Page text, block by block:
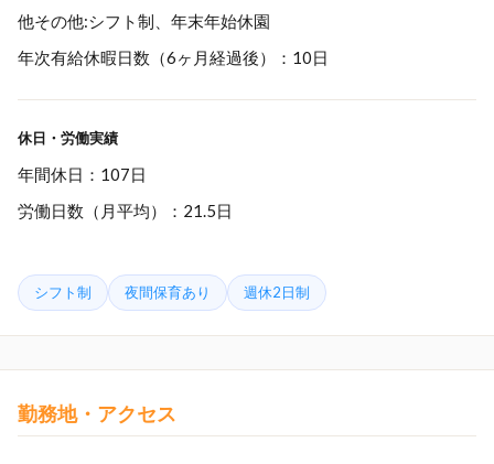
他その他:シフト制、年末年始休園
年次有給休暇日数（6ヶ月経過後）：10日
休日・労働実績
年間休日：107日
労働日数（月平均）：21.5日
シフト制 夜間保育あり 週休2日制
勤務地・アクセス